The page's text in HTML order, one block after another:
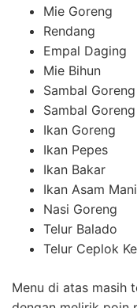
Mie Goreng
Rendang
Empal Daging
Mie Bihun
Sambal
Sambal
Ikan Goreng
Ikan Pepes
Ikan Bakar
Ikan Asam
Nasi Goreng
Telur Balado
Telur Ceplok
Menu di atas masih